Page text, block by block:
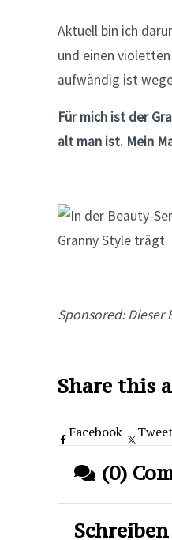
Aktuell bin ich
und einen
aufwändig ist
Für mich ist der
alt man ist. Mein
Sponsored:
Share this
Facebook
(0)